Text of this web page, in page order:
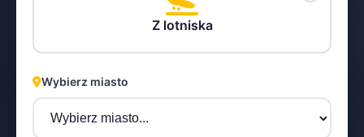
Z lotniska
Wybierz miasto